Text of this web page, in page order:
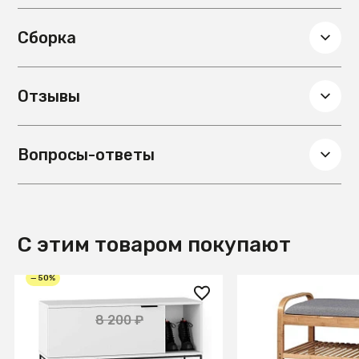
Сборка
Отзывы
Вопросы-ответы
С этим товаром покупают
— 50%
8 200 ₽
9 990 ₽
Полка для обуви